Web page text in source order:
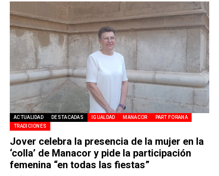
ACTUALIDAD DESTACADAS IGUALDAD MANACOR
PART FORANA
TRADICIONES
Jover celebra la presencia de la mujer en la
‘colla’ de Manacor y pide la participación
femenina “en todas las fiestas”